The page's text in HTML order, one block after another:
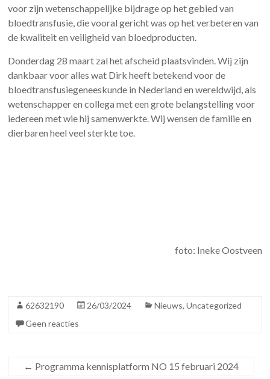
voor zijn wetenschappelijke bijdrage op het gebied van
bloedtransfusie, die vooral gericht was op het verbeteren van
de kwaliteit en veiligheid van bloedproducten.
Donderdag 28 maart zal het afscheid plaatsvinden. Wij zijn
dankbaar voor alles wat Dirk heeft betekend voor de
bloedtransfusiegeneeskunde in Nederland en wereldwijd, als
wetenschapper en collega met een grote belangstelling voor
iedereen met wie hij samenwerkte. Wij wensen de familie en
dierbaren heel veel sterkte toe.
foto: Ineke Oostveen
62632190 26/03/2024 Nieuws,Uncategorized
Geen reacties
← Programma kennisplatform NO 15 februari 2024